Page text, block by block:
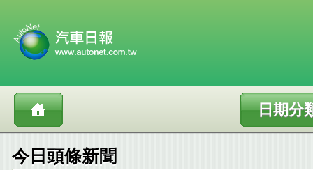
日期分
今日頭條新聞